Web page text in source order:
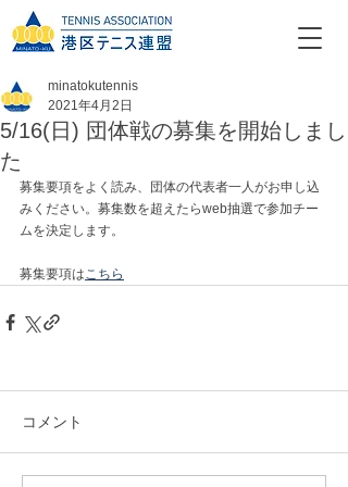
5/16(日) 団体戦の募集を開始しまし
た
minatokutennis
2021年4月2日
募集要項をよく読み、団体の代表者一人がお申し込
みください。募集数を超えたらweb抽選で参加チー
ムを決定します。
募集要項はこちら
コメント